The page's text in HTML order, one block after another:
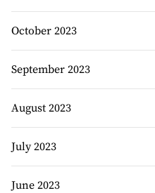
October 2023
September 2023
August 2023
July 2023
June 2023